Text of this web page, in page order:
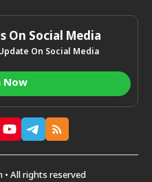
On Social Media
On Social Media
Now
All rights reserved